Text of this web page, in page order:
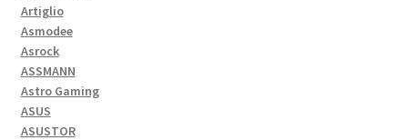
Artiglio
Asmodee
Asrock
ASSMANN
Astro Gaming
ASUS
ASUSTOR